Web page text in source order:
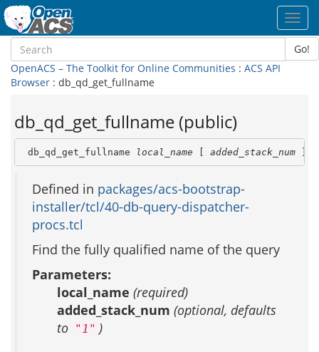
Go!
OpenACS – The Toolkit for Online Communities : ACS API
Browser : db_qd_get_fullname
db_qd_get_fullname (public)
db_qd_get_fullname local_name [ added_stack_num ]
Defined in packages/acs-bootstrap-
installer/tcl/40-db-query-dispatcher-
procs.tcl
Find the fully qualified name of the query
Parameters:
local_name (required)
added_stack_num (optional, defaults
to "1" )